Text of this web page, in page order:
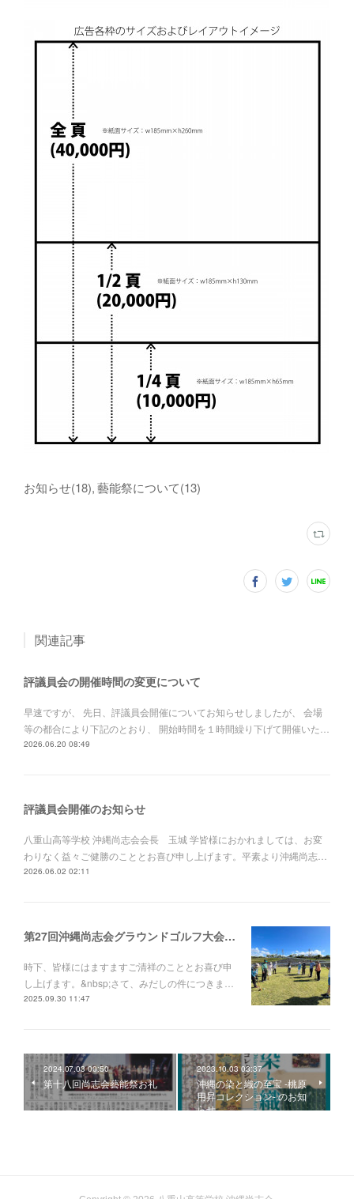
お知らせ(18) 藝能祭について(13)
関連記事
評議員会の開催時間の変更について
早速ですが、 先日、評議員会開催についてお知らせしましたが、 会場
等の都合により下記のとおり、 開始時間を１時間繰り下げて開催いた…
2026.06.20 08:49
評議員会開催のお知らせ
八重山高等学校 沖縄尚志会会長 玉城 学皆様におかれましては、お変
わりなく益々ご健勝のこととお喜び申し上げます。平素より沖縄尚志…
2026.06.02 02:11
第27回沖縄尚志会グラウンドゴルフ大会並びに総会のご案内
時下、皆様にはますますご清祥のこととお喜び申
し上げます。&nbsp;さて、みだしの件につきま…
2025.09.30 11:47
2024.07.03 00:50
第十八回尚志会藝能祭お礼
2023.10.03 03:37
沖縄の染と織の至宝 -桃原
用昇コレクション- のお知
らせ